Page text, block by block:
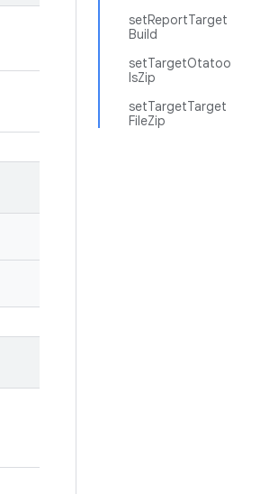
setReportTarget
Build
setTargetOtatoo
lsZip
setTargetTarget
FileZip